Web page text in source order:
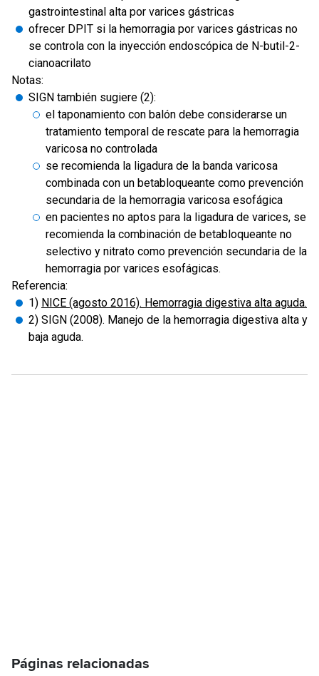
gastrointestinal alta por varices gástricas
ofrecer DPIT si la hemorragia por varices gástricas no
se controla con la inyección endoscópica de N-butil-2-
cianoacrilato
Notas:
SIGN también sugiere (2):
el taponamiento con balón debe considerarse un
tratamiento temporal de rescate para la hemorragia
varicosa no controlada
se recomienda la ligadura de la banda varicosa
combinada con un betabloqueante como prevención
secundaria de la hemorragia varicosa esofágica
en pacientes no aptos para la ligadura de varices, se
recomienda la combinación de betabloqueante no
selectivo y nitrato como prevención secundaria de la
hemorragia por varices esofágicas.
Referencia:
1) NICE (agosto 2016). Hemorragia digestiva alta aguda.
2) SIGN (2008). Manejo de la hemorragia digestiva alta y
baja aguda.
Páginas relacionadas